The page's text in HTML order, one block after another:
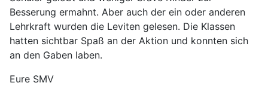
Besserung ermahnt. Aber auch der ein oder anderen
Lehrkraft wurden die Leviten gelesen. Die Klassen
hatten sichtbar Spaß an der Aktion und konnten sich
an den Gaben laben.
Eure SMV